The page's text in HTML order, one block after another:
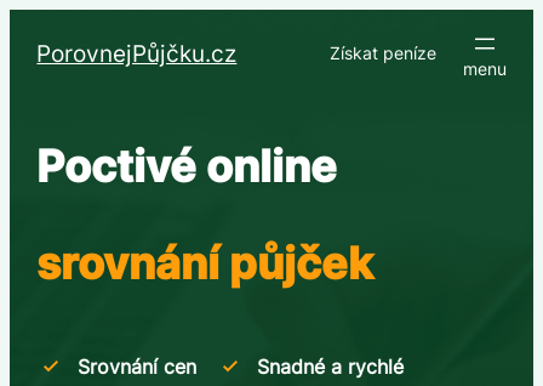
PorovnejPůjčku.cz Získat peníze
Poctivé online
srovnání půjček
Srovnání cen Snadné a rychlé